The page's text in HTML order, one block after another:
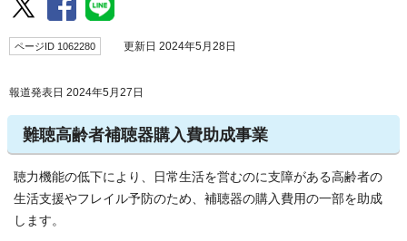
ページID 1062280 更新日 2024年5月28日
報道発表日 2024年5月27日
難聴高齢者補聴器購入費助成事業
聴力機能の低下により、日常生活を営むのに支障がある高齢者の
生活支援やフレイル予防のため、補聴器の購入費用の一部を助成
します。